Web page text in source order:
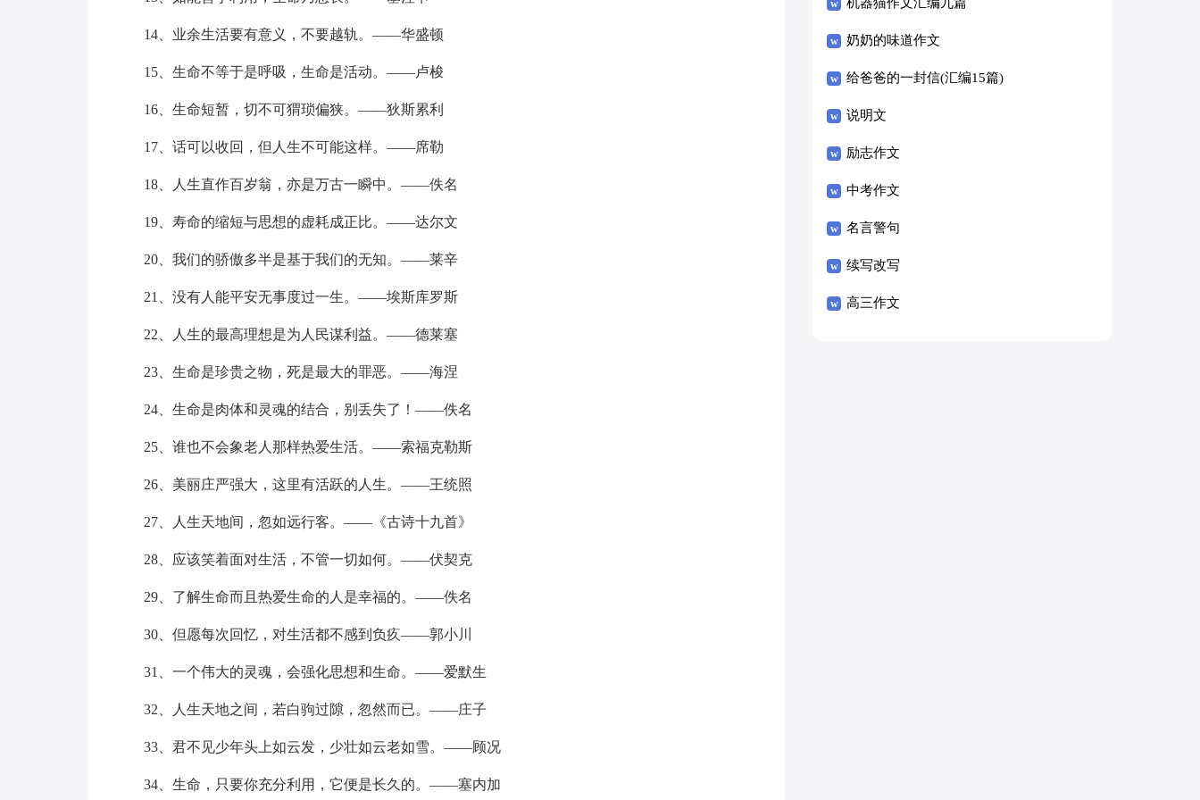
14、业余生活要有意义，不要越轨。——华盛顿
15、生命不等于是呼吸，生命是活动。——卢梭
16、生命短暂，切不可猬琐偏狭。——狄斯累利
17、话可以收回，但人生不可能这样。——席勒
18、人生直作百岁翁，亦是万古一瞬中。——佚名
19、寿命的缩短与思想的虚耗成正比。——达尔文
20、我们的骄傲多半是基于我们的无知。——莱辛
21、没有人能平安无事度过一生。——埃斯库罗斯
22、人生的最高理想是为人民谋利益。——德莱塞
23、生命是珍贵之物，死是最大的罪恶。——海涅
24、生命是肉体和灵魂的结合，别丢失了！——佚名
25、谁也不会象老人那样热爱生活。——索福克勒斯
26、美丽庄严强大，这里有活跃的人生。——王统照
27、人生天地间，忽如远行客。——《古诗十九首》
28、应该笑着面对生活，不管一切如何。——伏契克
29、了解生命而且热爱生命的人是幸福的。——佚名
30、但愿每次回忆，对生活都不感到负疚——郭小川
31、一个伟大的灵魂，会强化思想和生命。——爱默生
32、人生天地之间，若白驹过隙，忽然而已。——庄子
33、君不见少年头上如云发，少壮如云老如雪。——顾况
34、生命，只要你充分利用，它便是长久的。——塞内加
8篇）
机器猫作文汇编九篇
奶奶的味道作文
给爸爸的一封信(汇编15篇)
说明文
励志作文
中考作文
名言警句
续写改写
高三作文